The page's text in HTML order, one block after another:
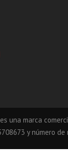
Youtube
una marca
y número